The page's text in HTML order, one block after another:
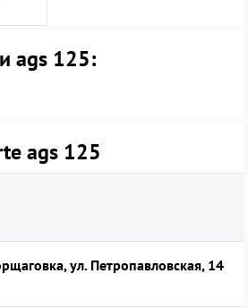
ags 125:
ags 125
ул. Петропавловская, 14